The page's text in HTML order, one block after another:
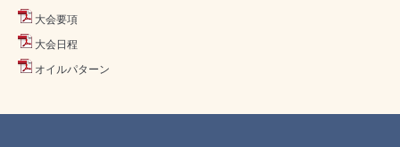
大会要項
大会日程
オイルパターン